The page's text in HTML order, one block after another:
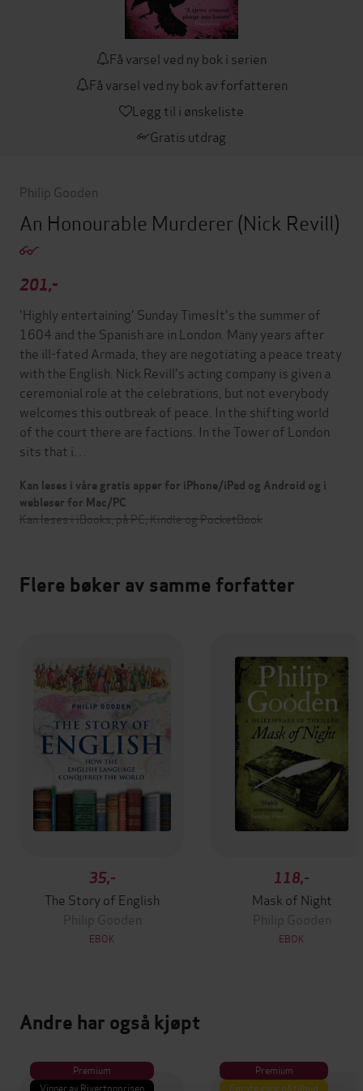
Få varsel ved ny bok i serien
Få varsel ved ny bok av forfatteren
Legg til i ønskeliste
Gratis utdrag
Philip Gooden
An Honourable Murderer(Nick Revill)
201,-
'Highly entertaining' Sunday TimesIt's the summer of
1604 and the Spanish are in London. Many years after
the ill-fated Armada, they are negotiating a peace treaty
with the English. Nick Revill's acting company is given a
ceremonial role at the celebrations, but not everybody
welcomes this outbreak of peace. In the shifting world
of the court there are factions. In the Tower of London
sits that i…
Kan leses i våre gratis apper for iPhone/iPad og Android og i
webleser for Mac/PC
Kan leses i iBooks, på PC, Kindle og PocketBook
Flere bøker av samme forfatter
35,-
The Story of English
Philip Gooden
EBOK
118,-
Mask of Night
Philip Gooden
EBOK
Andre har også kjøpt
Premium
Vinner av Rivertonprisen
Premium
Første gang på tilbud